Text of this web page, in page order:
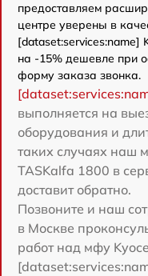
предоставляем
центре уверены в
[dataset:services:name]
на -15% дешевле при
форму заказа звонка.
выполняется на
оборудования и
таких случаях наш
TASKalfa 1800 в
доставит обратно.
Позвоните и наш
в Москве
работ над мфу